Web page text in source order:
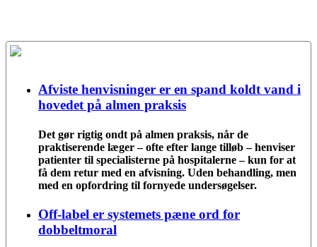
Afviste henvisninger er en spand koldt vand i
hovedet på almen praksis
Det gør rigtig ondt på almen praksis, når de
praktiserende læger – ofte efter lange tilløb – henviser
patienter til specialisterne på hospitalerne – kun for at
få dem retur med en afvisning. Uden behandling, men
med en opfordring til fornyede undersøgelser.
Off-label er systemets pæne ord for
dobbeltmoral